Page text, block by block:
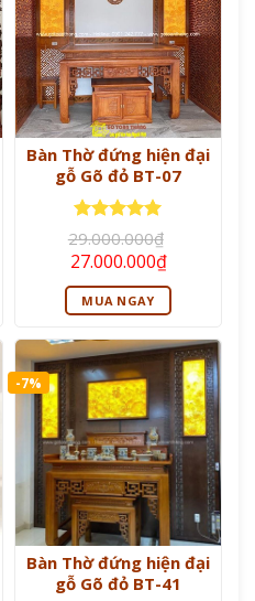
Bàn Thờ đứng hiện đại
gỗ Gõ đỏ BT-07
Được xếp
hạng5 5
sao
29.000.000₫
Giá
gốc
là:
29.000.000₫.
27.000.000₫Giá
hiện
tại
là:
MUA NGAY
-7%
Bàn Thờ đứng hiện đại
gỗ Gõ đỏ BT-41